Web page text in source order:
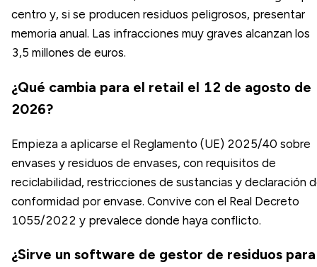
centro y, si se producen residuos peligrosos, presentar
memoria anual. Las infracciones muy graves alcanzan los
3,5 millones de euros.
¿Qué cambia para el retail el 12 de agosto de
2026?
Empieza a aplicarse el Reglamento (UE) 2025/40 sobre
envases y residuos de envases, con requisitos de
reciclabilidad, restricciones de sustancias y declaración
conformidad por envase. Convive con el Real Decreto
1055/2022 y prevalece donde haya conflicto.
¿Sirve un software de gestor de residuos para